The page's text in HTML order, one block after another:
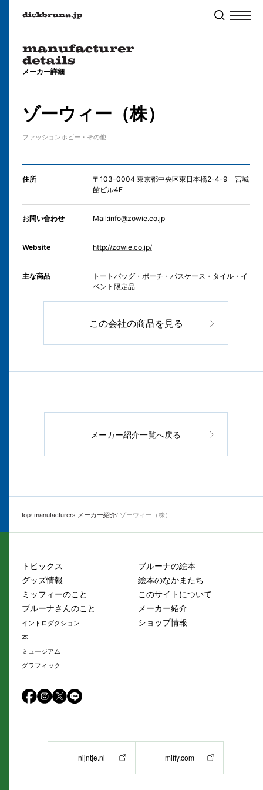
メーカー詳細
ゾーウィー（株）
ファッションホビー・その他
住所
〒103-0004 東京都中央区東日本橋2-4-9 宮城
館ビル4F
お問い合わせ Mail:info@zowie.co.jp
Website http://zowie.co.jp/
主な商品
トートバッグ・ポーチ・パスケース・タイル・イ
ベント限定品
この会社の商品を見る
メーカー紹介一覧へ戻る
top manufacturers メーカー紹介 ゾーウィー（株）
トピックス
グッズ情報
ミッフィーのこと
ブルーナさんのこと
イントロダクション
本
ミュージアム
グラフィック
ブルーナの絵本
絵本のなかまたち
このサイトについて
メーカー紹介
ショップ情報
nijntje.nl miffy.com